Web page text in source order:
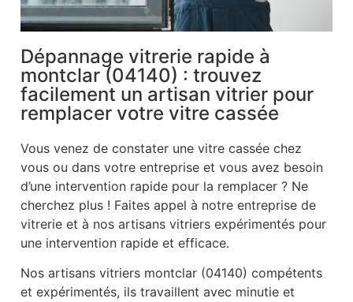
Dépannage vitrerie rapide à
montclar (04140) : trouvez
facilement un artisan vitrier pour
remplacer votre vitre cassée
Vous venez de constater une vitre cassée chez
vous ou dans votre entreprise et vous avez besoin
d’une intervention rapide pour la remplacer ? Ne
cherchez plus ! Faites appel à notre entreprise de
vitrerie et à nos artisans vitriers expérimentés pour
une intervention rapide et efficace.
Nos artisans vitriers montclar (04140) compétents
et expérimentés, ils travaillent avec minutie et